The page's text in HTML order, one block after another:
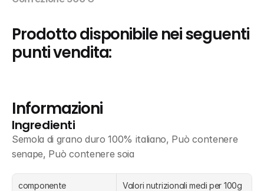
Prodotto disponibile nei seguenti
punti vendita:
Informazioni
Ingredienti
Semola di grano duro 100% italiano, Può contenere
senape, Può contenere soia
componente Valori nutrizionali medi per 100g